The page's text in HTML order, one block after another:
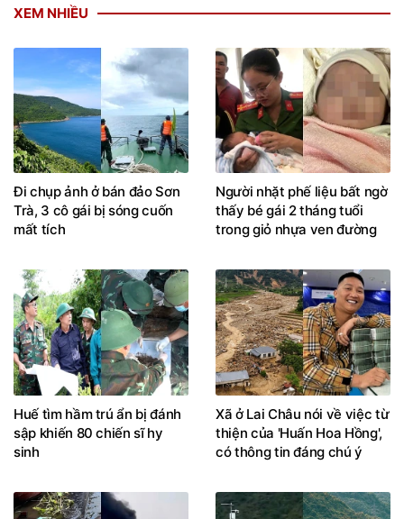
XEM NHIỀU
Đi chụp ảnh ở bán đảo Sơn
Trà, 3 cô gái bị sóng cuốn
mất tích
Người nhặt phế liệu bất ngờ
thấy bé gái 2 tháng tuổi
trong giỏ nhựa ven đường
Huế tìm hầm trú ẩn bị đánh
sập khiến 80 chiến sĩ hy
sinh
Xã ở Lai Châu nói về việc từ
thiện của 'Huấn Hoa Hồng',
có thông tin đáng chú ý